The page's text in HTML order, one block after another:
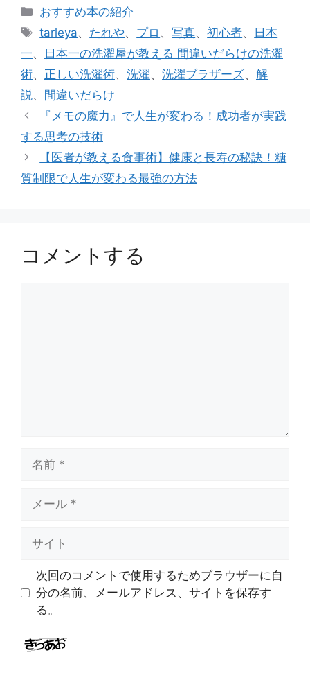
カ
テ
リ
ー
おすすめ本の紹介
タ
グ
tarleya、 たれや、 プロ 、写真、初心者、
日本
一、
日本一の洗濯屋が教える 間違いだらけの洗濯
術、 正しい洗濯術、 洗濯、 洗濯ブラザーズ、 解
説、 間違いだらけ
『メモの魔力』で人生が変わる！成功者が実践
する思考の技術
【医者が教える食事術】健康と長寿の秘訣！糖
質制限で人生が変わる最強の方法
コメントする
次回のコメントで使用するためブラウザーに自
分の名前、メールアドレス、サイトを保存す
る。